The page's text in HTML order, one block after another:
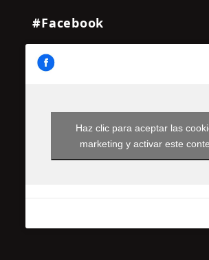
#Facebook
Haz clic para aceptar las
marketing y activar este